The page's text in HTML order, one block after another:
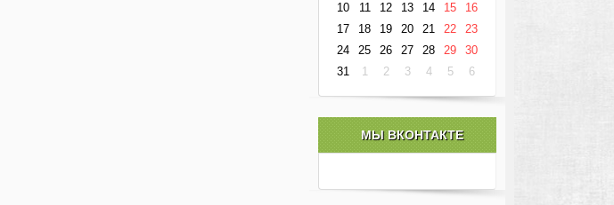
10
11 12 13 14 15
16
17
18 19 20 21 22
23
24
25 26 27 28 29
30
31
1 2 3 4 5 6
МЫ ВКОНТАКТЕ